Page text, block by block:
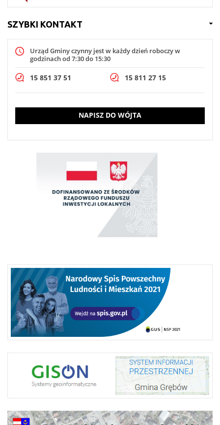
SZYBKI KONTAKT
Urząd Gminy czynny jest w każdy dzień roboczy w
godzinach od 7:30 do 15:30
15 851 37 51 15 811 27 15
NAPISZ DO WÓJTA